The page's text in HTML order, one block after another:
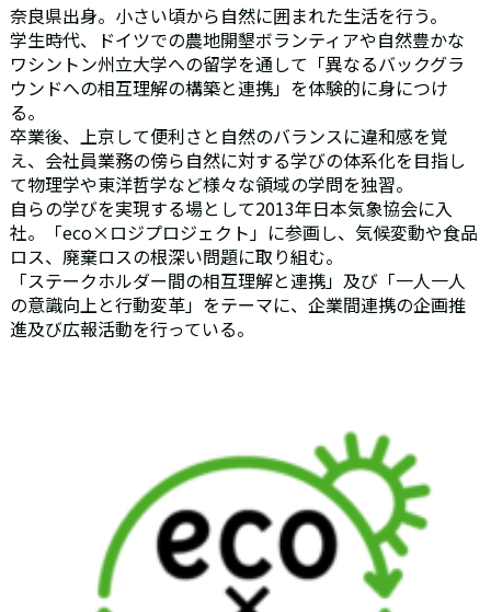
奈良県出身。小さい頃から自然に囲まれた生活を行う。
学生時代、ドイツでの農地開墾ボランティアや自然豊かな
ワシントン州立大学への留学を通して「異なるバックグラ
ウンドへの相互理解の構築と連携」を体験的に身につけ
る。
卒業後、上京して便利さと自然のバランスに違和感を覚
え、会社員業務の傍ら自然に対する学びの体系化を目指し
て物理学や東洋哲学など様々な領域の学問を独習。
自らの学びを実現する場として2013年日本気象協会に入
社。「eco×ロジプロジェクト」に参画し、気候変動や食品
ロス、廃棄ロスの根深い問題に取り組む。
「ステークホルダー間の相互理解と連携」及び「一人一人
の意識向上と行動変革」をテーマに、企業間連携の企画推
進及び広報活動を行っている。